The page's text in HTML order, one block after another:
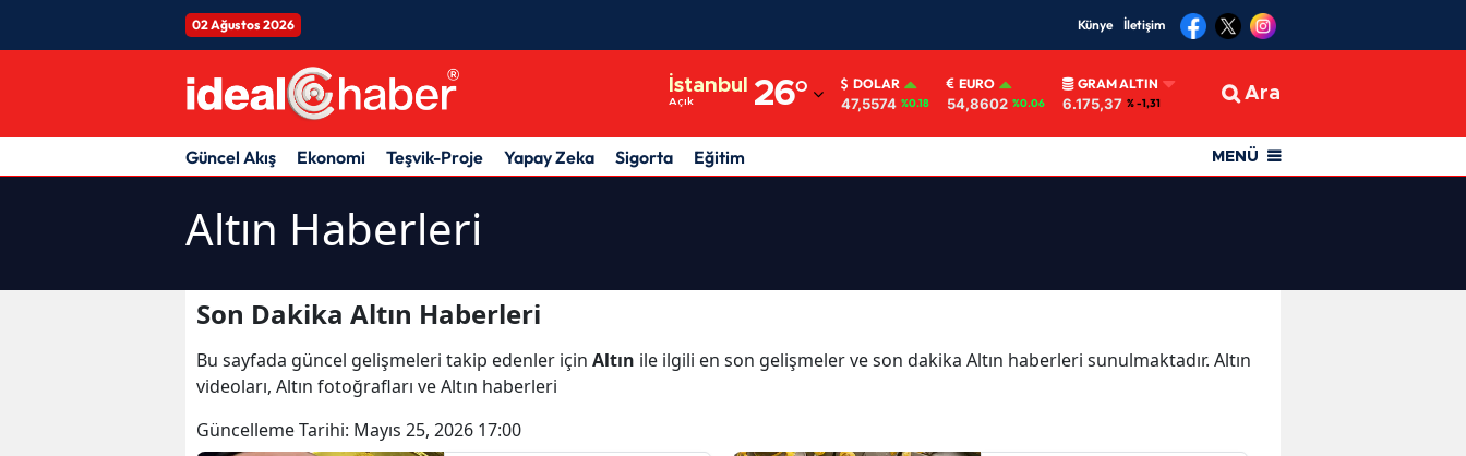
02 Ağustos 2026 Künye İletişim
İstanbul
Açık 26°
Adıyaman
Afyonkarahisar
Ankara
DOLAR
47,5574 %0.18
EURO
54,8602 %0.06
GRAM ALTIN
6.175,37 % -1,31 Ara
Güncel Akış Ekonomi Teşvik-Proje Yapay Zeka Sigorta Eğitim MENÜ
Altın Haberleri
Son Dakika Altın Haberleri
Bu sayfada güncel gelişmeleri takip edenler için Altın ile ilgili en son gelişmeler ve son dakika Altın haberleri sunulmaktadır. Altın
videoları, Altın fotoğrafları ve Altın haberleri
Güncelleme Tarihi: Mayıs 25, 2026 17:00